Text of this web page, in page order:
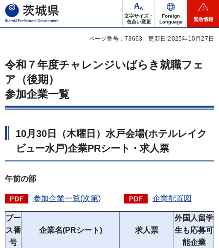
茨城県
文字サイズ・
色合い変更
Foreign
Language
緊急情報
ページ番号：73663 更新日:2025年10月27日
令和７年度チャレンジいばらき就職フェ
ア（後期）
参加企業一覧
10月30日（木曜日）水戸会場(ホテルレイク
ビュー水戸)企業PRシート・求人票
午前の部
参加企業一覧(次第) 企業配置図
ブー
ス番
号
企業名(PRシート) 求人票
外国人留学
生も応募可
能企業